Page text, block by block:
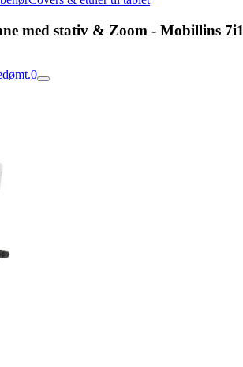
med stativ & Zoom - Mobillins 7i1
0